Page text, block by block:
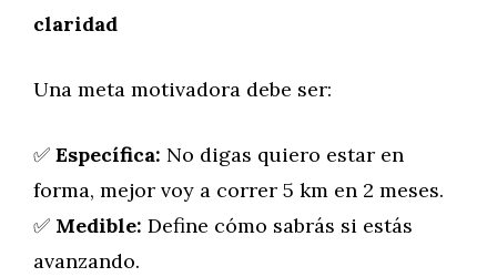
claridad
Una meta motivadora debe ser:
✅ Específica: No digas quiero estar en
forma, mejor voy a correr 5 km en 2 meses.
✅ Medible: Define cómo sabrás si estás
avanzando.